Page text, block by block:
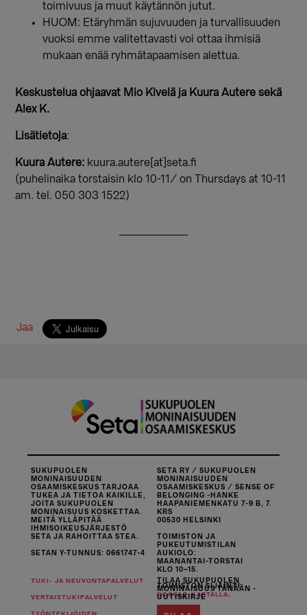
toimivuus ja muut käytännön jutut.
HUOM: Etäryhmän sujuvuuden ja turvallisuuden
vuoksi emme valitettavasti voi ottaa ihmisiä
mukaan enää ryhmätapaamisen alettua.
Keskustelua ohjaavat Mio Kivelä ja Kuura Autere sekä
Alex K.
Lisätietoja:
Kuura Autere: kuura.autere[at]seta.fi
(puhelinaika torstaisin klo 10-11/ on Thursdays at 10-11
am. tel. 050 303 1522)
Jaa
SUKUPUOLEN
MONINAISUUDEN
OSAAMISKESKUS TARJOAA
TUKEA JA TIETOA KAIKILLE,
JOITA SUKUPUOLEN
MONINAISUUS KOSKETTAA.
MEITÄ YLLÄPITÄÄ
IHMISOIKEUSJÄRJESTÖ
SETA JA RAHOITTAA STEA.
SETAN Y-TUNNUS: 0661747-4
SETA RY / SUKUPUOLEN
MONINAISUUDEN
OSAAMISKESKUS / SENSE OF
BELONGING -HANKE
HAAPANIEMENKATU 7-9 B, 7.
KRS
00530 HELSINKI
TOIMISTON JA
PUKEUTUMISTILAN
AUKIOLO:
MAANANTAI-TORSTAI
KLO 10–15.
TOIMISTON SIJAINTI
GOOGLE-KARTALLA
TUKI- JA NEUVONTAPALVELUT
VERTAISTUKIPALVELUT
TILAA SUKUPUOLEN
MONINAISUUS TÄNÄÄN -
UUTISKIRJE